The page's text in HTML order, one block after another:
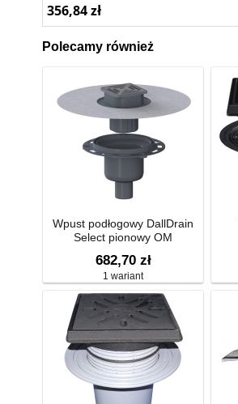
356,84 zł
Polecamy również
Wpust podłogowy DallDrain
Select pionowy OM
682,70 zł
1 wariant